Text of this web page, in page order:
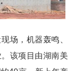
场，机器轰鸣、
该项目由湖南美